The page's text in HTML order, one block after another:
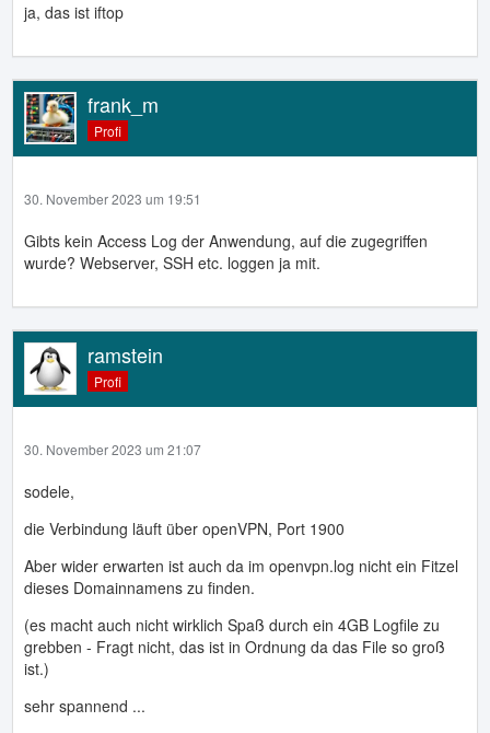
ja, das ist iftop
frank_m
Profi
30. November 2023 um 19:51
Gibts kein Access Log der Anwendung, auf die zugegriffen
wurde? Webserver, SSH etc. loggen ja mit.
ramstein
Profi
30. November 2023 um 21:07
sodele,
die Verbindung läuft über openVPN, Port 1900
Aber wider erwarten ist auch da im openvpn.log nicht ein Fitzel
dieses Domainnamens zu finden.
(es macht auch nicht wirklich Spaß durch ein 4GB Logfile zu
grebben - Fragt nicht, das ist in Ordnung da das File so groß
ist.)
sehr spannend ...